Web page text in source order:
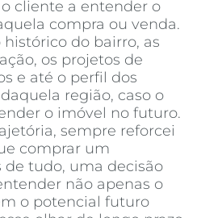
cliente a entender o
compra ou venda.
do bairro, as
os projetos de
e até o perfil dos
região, caso o
o imóvel no futuro.
sempre reforcei
comprar um
tudo, uma decisão
não apenas o
o potencial futuro